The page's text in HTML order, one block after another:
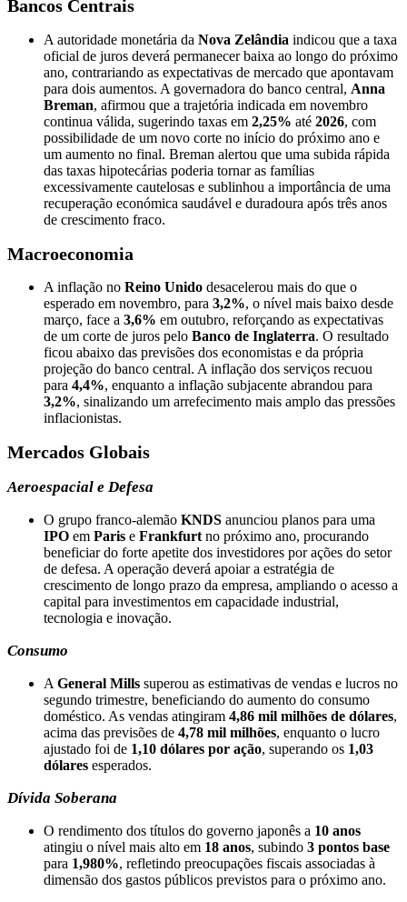
Bancos Centrais
A autoridade monetária da Nova Zelândia indicou que a taxa
oficial de juros deverá permanecer baixa ao longo do próximo
ano, contrariando as expectativas de mercado que apontavam
para dois aumentos. A governadora do banco central, Anna
Breman, afirmou que a trajetória indicada em novembro
continua válida, sugerindo taxas em 2,25% até 2026, com
possibilidade de um novo corte no início do próximo ano e
um aumento no final. Breman alertou que uma subida rápida
das taxas hipotecárias poderia tornar as famílias
excessivamente cautelosas e sublinhou a importância de uma
recuperação económica saudável e duradoura após três anos
de crescimento fraco.
Macroeconomia
A inflação no Reino Unido desacelerou mais do que o
esperado em novembro, para 3,2%, o nível mais baixo desde
março, face a 3,6% em outubro, reforçando as expectativas
de um corte de juros pelo Banco de Inglaterra. O resultado
ficou abaixo das previsões dos economistas e da própria
projeção do banco central. A inflação dos serviços recuou
para 4,4%, enquanto a inflação subjacente abrandou para
3,2%, sinalizando um arrefecimento mais amplo das pressões
inflacionistas.
Mercados Globais
Aeroespacial e Defesa
O grupo franco-alemão KNDS anunciou planos para uma
IPO em Paris e Frankfurt no próximo ano, procurando
beneficiar do forte apetite dos investidores por ações do setor
de defesa. A operação deverá apoiar a estratégia de
crescimento de longo prazo da empresa, ampliando o acesso a
capital para investimentos em capacidade industrial,
tecnologia e inovação.
Consumo
A General Mills superou as estimativas de vendas e lucros no
segundo trimestre, beneficiando do aumento do consumo
doméstico. As vendas atingiram 4,86 mil milhões de dólares,
acima das previsões de 4,78 mil milhões, enquanto o lucro
ajustado foi de 1,10 dólares por ação, superando os 1,03
dólares esperados.
Dívida Soberana
O rendimento dos títulos do governo japonês a 10 anos
atingiu o nível mais alto em 18 anos, subindo 3 pontos base
para 1,980%, refletindo preocupações fiscais associadas à
dimensão dos gastos públicos previstos para o próximo ano.